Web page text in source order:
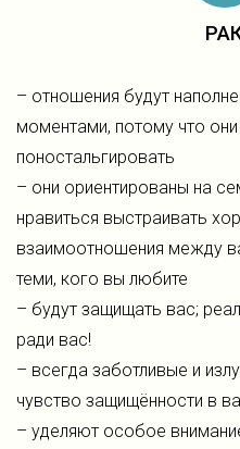
– отношения будут
моментами, потому что
поностальгировать
– они ориентированы на
нравиться выстраивать
взаимоотношения между
теми, кого вы любите
– будут защищать вас;
ради вас!
– всегда заботливые и
чувство защищённости в
– уделяют особое